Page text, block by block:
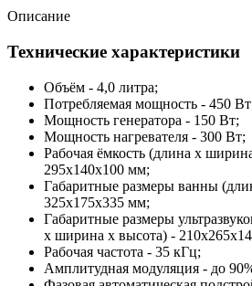
Описание
Технические характеристики
Объём - 4,0 литра;
Потребляемая мощность - 450
Мощность генератора - 150 Вт;
Мощность нагревателя - 300 Вт;
Рабочая ёмкость (длина x
295x140x100 мм;
Габаритные размеры ванны
325x175x335 мм;
Габаритные размеры
x ширина x высота) -
Рабочая частота - 35 кГц;
Амплитудная модуляция - до